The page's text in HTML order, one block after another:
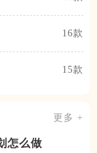
16款
15款
更多 +
怎么做